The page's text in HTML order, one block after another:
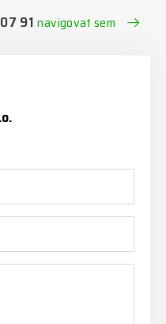
91navigovat sem